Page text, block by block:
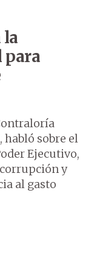
la
habló sobre el
Ejecutivo,
y
al gasto